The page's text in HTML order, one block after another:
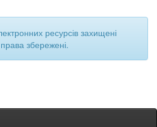
ресурсів захищені
збережені.